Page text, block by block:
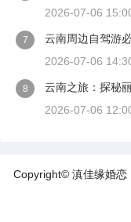
2026-07-06
7
云南周边自驾游
2026-07-06
8
云南之旅：探秘
2026-07-06
Copyright© 滇佳缘婚恋